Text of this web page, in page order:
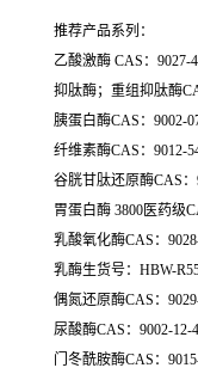
推荐产品系列：
乙酸激酶 CAS：9027-
抑肽酶；重组抑肽酶
胰蛋白酶CAS：9002-
纤维素酶CAS：9012-
谷胱甘肽还原酶CAS
胃蛋白酶 3800医药级
乳酸氧化酶CAS：
乳酶生货号：HBW-
偶氮还原酶CAS：
尿酸酶CAS：9002-12-
门冬酰胺酶CAS：